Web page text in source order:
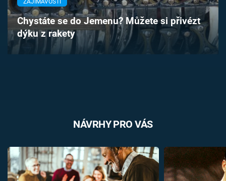
Časopis
Sledujte prima+
ZAJÍMAVOSTI
Chystáte se do Jemenu? Můžete si přivézt
dýku z rakety
NÁVRHY PRO VÁS